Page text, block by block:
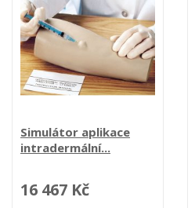
Simulátor aplikace
intradermální...
16 467 Kč